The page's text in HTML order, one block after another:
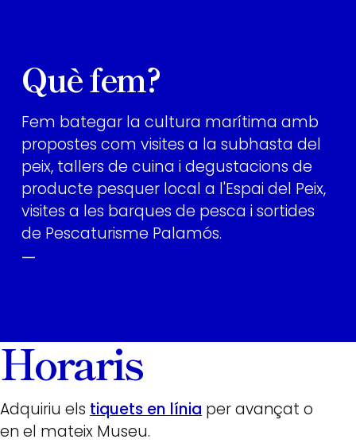
Què fem?
Fem bategar la cultura marítima amb
propostes com visites a la subhasta del
peix, tallers de cuina i degustacions de
producte pesquer local a l'Espai del Peix,
visites a les barques de pesca i sortides
de Pescaturisme Palamós.
—
Horaris
Adquiriu els tiquets en línia per avançat o
en el mateix Museu.